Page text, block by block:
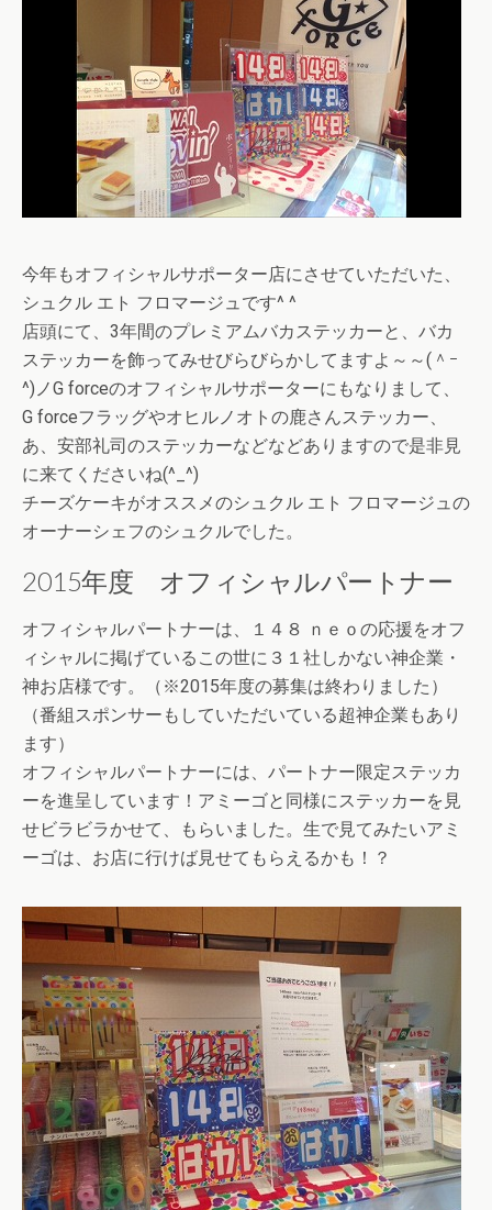
今年もオフィシャルサポーター店にさせていただいた、
シュクル エト フロマージュです^ ^
店頭にて、3年間のプレミアムバカステッカーと、バカ
ステッカーを飾ってみせびらびらかしてますよ～～(＾ｰ
^)ノG forceのオフィシャルサポーターにもなりまして、
G forceフラッグやオヒルノオトの鹿さんステッカー、
あ、安部礼司のステッカーなどなどありますので是非見
に来てくださいね(^_^)
チーズケーキがオススメのシュクル エト フロマージュの
オーナーシェフのシュクルでした。
2015年度 オフィシャルパートナー
オフィシャルパートナーは、１４８ ｎｅｏの応援をオフ
ィシャルに掲げているこの世に３１社しかない神企業・
神お店様です。（※2015年度の募集は終わりました）
（番組スポンサーもしていただいている超神企業もあり
ます）
オフィシャルパートナーには、パートナー限定ステッカ
ーを進呈しています！アミーゴと同様にステッカーを見
せビラビラかせて、もらいました。生で見てみたいアミ
ーゴは、お店に行けば見せてもらえるかも！？